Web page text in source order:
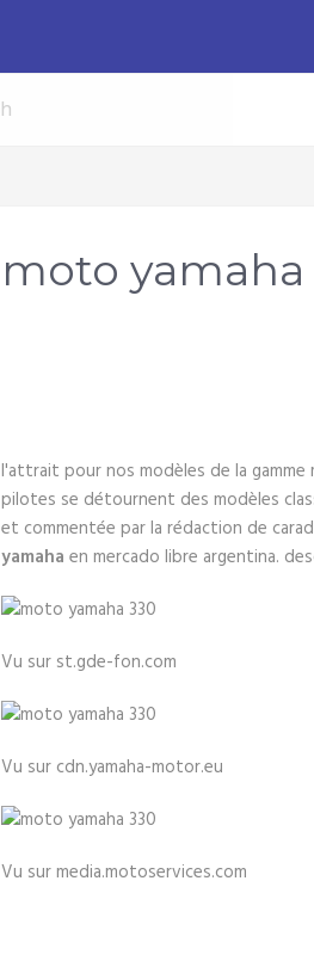
moto yamaha
l'attrait pour nos modèles de la
pilotes se détournent des modèles
et commentée par la rédaction de
yamaha en mercado libre argentina.
Vu sur st.gde-fon.com
Vu sur cdn.yamaha-motor.eu
Vu sur media.motoservices.com